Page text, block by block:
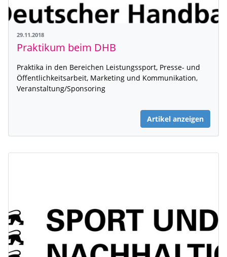
29.11.2018
Praktikum beim DHB
Praktika in den Bereichen Leistungssport, Presse- und
Öffentlichkeitsarbeit, Marketing und Kommunikation,
Veranstaltung/Sponsoring
Artikel anzeigen